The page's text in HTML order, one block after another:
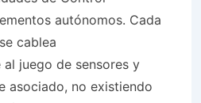
autónomos. Cada
cablea
juego de sensores y
asociado, no existiendo